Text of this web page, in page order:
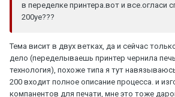
в переделке принтера.вот и все.огласи
200уе???
Тема висит в двух ветках, да и сейчас
дело (переделываешь принтер чернила
технология), похоже типа я тут
200 входит полное описание процесса. и
компанентов для печати, мне это тоже